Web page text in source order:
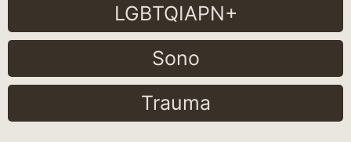
LGBTQIAPN+
Sono
Trauma